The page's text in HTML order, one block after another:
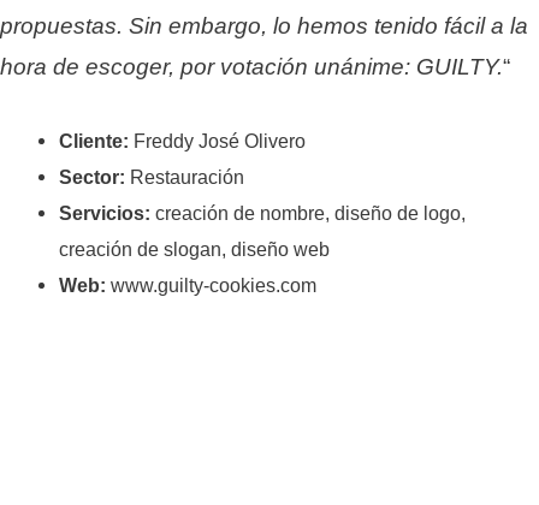
propuestas. Sin embargo, lo hemos tenido fácil a la
hora de escoger, por votación unánime: GUILTY.“
Cliente: Freddy José Olivero
Sector: Restauración
Servicios: creación de nombre, diseño de logo,
creación de slogan, diseño web
Web: www.guilty-cookies.com